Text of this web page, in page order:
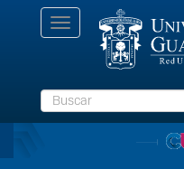
Toggle
navigation
Buscar